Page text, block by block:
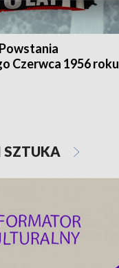
Czerwca 1956 roku
SZTUKA